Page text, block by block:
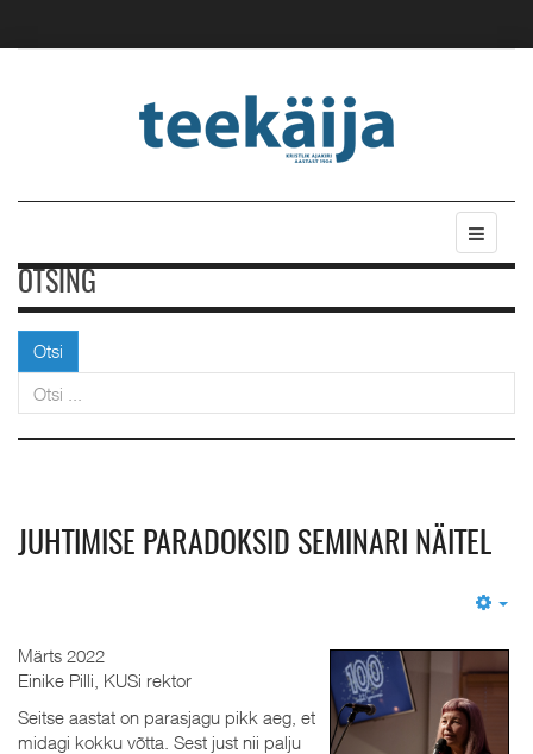
OTSING
Otsi
JUHTIMISE PARADOKSID SEMINARI NÄITEL
Märts 2022
Einike Pilli, KUSi rektor
Seitse aastat on parasjagu pikk aeg, et
midagi kokku võtta. Sest just nii palju